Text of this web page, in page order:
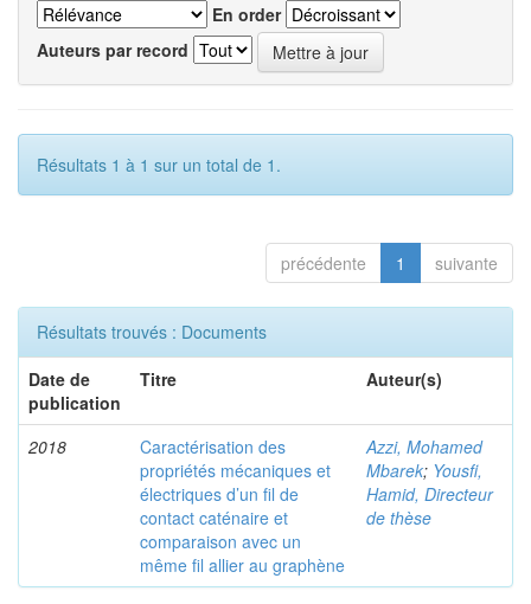
En order
Auteurs par record
Résultats 1 à 1 sur un total de 1.
précédente 1 suivante
Résultats trouvés : Documents
Date de
publication
Titre Auteur(s)
2018
Caractérisation des
propriétés mécaniques et
électriques d’un fil de
contact caténaire et
comparaison avec un
même fil allier au graphène
Azzi, Mohamed
Mbarek; Yousfi,
Hamid, Directeur
de thèse